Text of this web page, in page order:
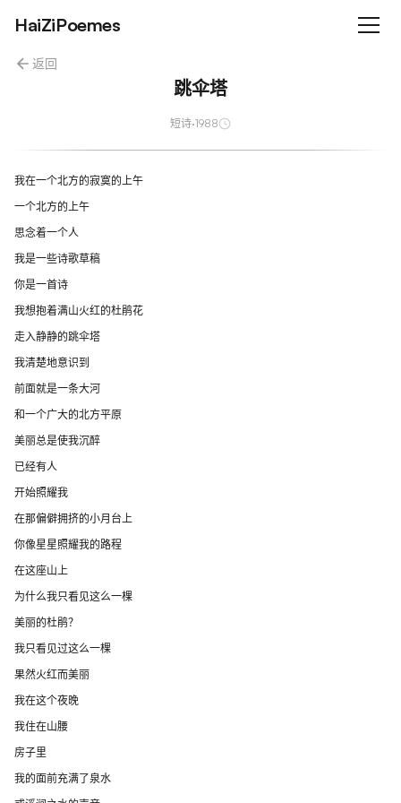
HaiZiPoemes
返回
跳伞塔
短诗·1988
我在一个北方的寂寞的上午
一个北方的上午
思念着一个人
我是一些诗歌草稿
你是一首诗
我想抱着满山火红的杜鹃花
走入静静的跳伞塔
我清楚地意识到
前面就是一条大河
和一个广大的北方平原
美丽总是使我沉醉
已经有人
开始照耀我
在那偏僻拥挤的小月台上
你像星星照耀我的路程
在这座山上
为什么我只看见这么一棵
美丽的杜鹃？
我只看见过这么一棵
果然火红而美丽
我在这个夜晚
我住在山腰
房子里
我的面前充满了泉水